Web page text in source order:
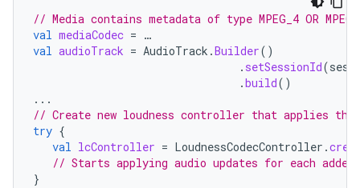
// Media contains metadata of type MPEG_4 OR
val mediaCodec = …
val audioTrack = AudioTrack .Builder()
. setSessionId(
.build()
...
// Create new loudness controller that applies the
try {
val lcController = LoudnessCodecController .
// Starts applying audio updates for each added
}